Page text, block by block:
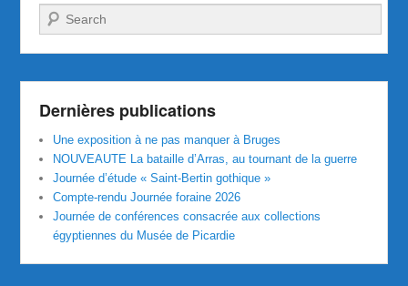
Recherche
Dernières publications
Une exposition à ne pas manquer à Bruges
NOUVEAUTE La bataille d’Arras, au tournant de la guerre
Journée d’étude « Saint-Bertin gothique »
Compte-rendu Journée foraine 2026
Journée de conférences consacrée aux collections
égyptiennes du Musée de Picardie